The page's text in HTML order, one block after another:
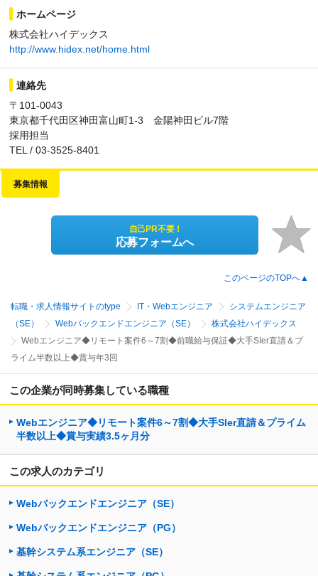
ホームページ
株式会社ハイデックス
http://www.hidex.net/home.html
連絡先
〒101-0043
東京都千代田区神田富山町1-3 金陽神田ビル7階
採用担当
TEL / 03-3525-8401
募集情報
自己PR不要！
応募フォームへ
このページのTOPへ▲
転職・求人情報サイトのtype IT・Webエンジニア
システムエンジニア
（SE）
Webバックエンドエンジニア（SE）
株式会社ハイデックス
Webエンジニア◆リモート案件6～7割◆前職給与保証◆大手SIer直請＆プ
ライム半数以上◆賞与年3回
この企業が同時募集している職種
Webエンジニア◆リモート案件6～7割◆大手SIer直請＆プライム
半数以上◆賞与実績3.5ヶ月分
この求人のカテゴリ
Webバックエンドエンジニア（SE）
Webバックエンドエンジニア（PG）
基幹システム系エンジニア（SE）